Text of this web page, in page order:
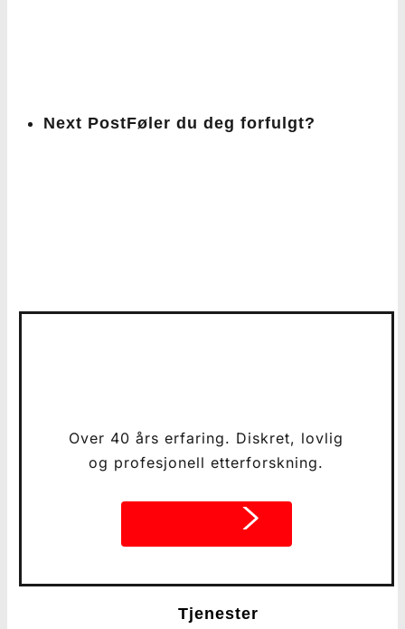
Next PostFøler du deg forfulgt?
Over 40 års erfaring. Diskret, lovlig
og profesjonell etterforskning.
Tjenester